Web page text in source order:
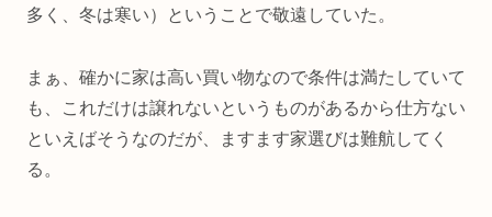
多く、冬は寒い）ということで敬遠していた。
まぁ、確かに家は高い買い物なので条件は満たしていて
も、これだけは譲れないというものがあるから仕方ない
といえばそうなのだが、ますます家選びは難航してく
る。